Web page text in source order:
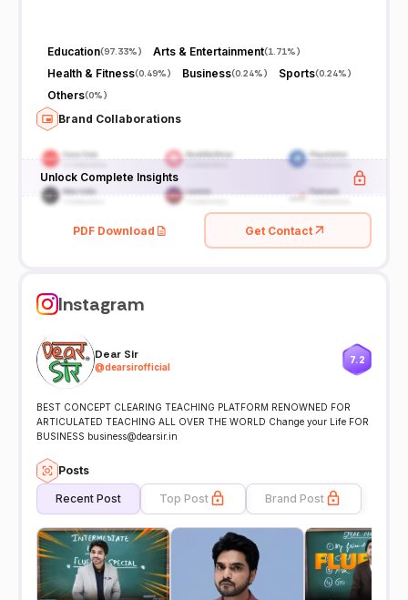
Education(97.33%) Arts & Entertainment(1.71%)
Health & Fitness(0.49%) Business(0.24%) Sports(0.24%)
Others(0%)
Brand Collaborations
Unlock Complete Insights
PDF Download Get Contact
Instagram
Dear Sir
@dearsirofficial
7.2
BEST CONCEPT CLEARING TEACHING PLATFORM RENOWNED FOR
ARTICULATED TEACHING ALL OVER THE WORLD Change your Life FOR
BUSINESS business@dearsir.in
Posts
Recent Post Top Post Brand Post